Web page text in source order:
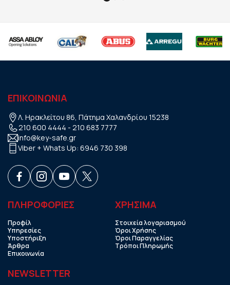
ΕΠΙΚΟΙΝΩΝΙΑ
Λ. Ηρακλείτου 86, Πάτημα Χαλανδρίου 15238
210 600 4444 - 210 683 7777
info@key-safe.gr
Viber + Whats Up: 6946 730 398
ΠΛΗΡΟΦΟΡΙΕΣ
Προφίλ
Υπηρεσίες
Υποστήριξη
Άρθρα
Επικοινωνία
ΧΡHΣΙΜΑ
Στοιχεία λογαριασμού
Όροι Χρήσης
Όροι Παραγγελίας
Τρόποι Πληρωμής
NEWSLETTER